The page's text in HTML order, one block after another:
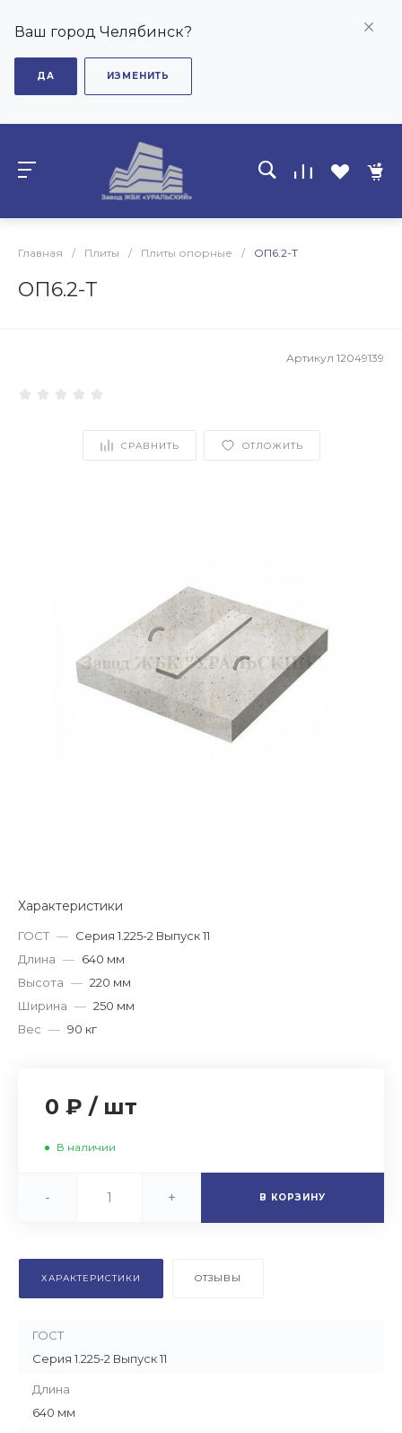
Ваш город Челябинск?
ДА ИЗМЕНИТЬ
Главная / Плиты / Плиты опорные / ОП6.2-Т
ОП6.2-Т
Артикул 12049139
СРАВНИТЬ ОТЛОЖИТЬ
Характеристики
ГОСТ — Серия 1.225-2 Выпуск 11
Длина — 640 мм
Высота — 220 мм
Ширина — 250 мм
Вес — 90 кг
0 ₽ / шт
В наличии
- + В КОРЗИНУ
ХАРАКТЕРИСТИКИ ОТЗЫВЫ
ГОСТ
Серия 1.225-2 Выпуск 11
Длина
640 мм